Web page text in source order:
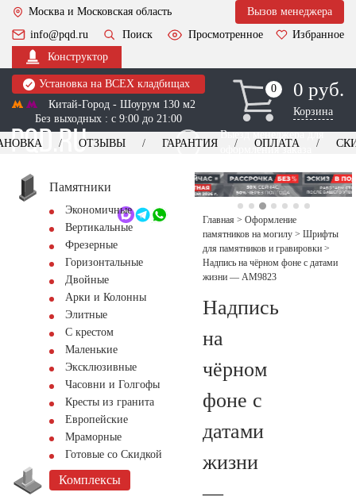
Москва и Московская область
Вызов менеджера
info@pqd.ru
Поиск Просмотренное
Избранное
Конструктор
Установка на ВСЕХ кладбищах
Китай-Город - Шоурум 130 м2
Без выходных : с 9:00 до 21:00
0
0 0 руб.
Корзина
Выезд менеджера для
оформления заказа
+7 (495) 518-44-23
Обратный звонок
ОТЗЫВЫ ГАРАНТИЯ ОПЛАТА
Памятники
Экономичные
Вертикальные
Фрезерные
Горизонтальные
Двойные
Арки и Колонны
Элитные
С крестом
Маленькие
Эксклюзивные
Часовни и Голгофы
Кресты из гранита
Европейские
Мраморные
Готовые со Скидкой
Комплексы
Главная > Оформление
памятников на могилу > Шрифты
для памятников и гравировки >
Надпись на чёрном фоне с датами
жизни — AM9823
Надпись
на
чёрном
фоне с
датами
жизни
—